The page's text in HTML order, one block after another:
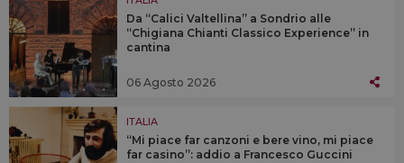
Da “Calici Valtellina” a Sondrio alle
“Chigiana Chianti Classico Experience” in
cantina
06 Agosto 2026
ITALIA
“Mi piace far canzoni e bere vino, mi piace
far casino”: addio a Francesco Guccini